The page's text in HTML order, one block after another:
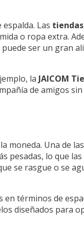
Las
o ropa extra.
ser un gran
la JAICOM
de amigos
Una de
pesadas, lo que
se rasgue o se
términos de
diseñados para